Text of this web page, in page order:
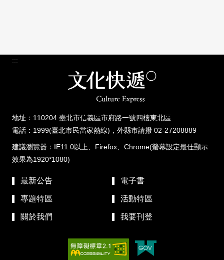
:::
地址：110204 臺北市信義區市府路一號四樓東北區
電話：1999(臺北市民當家熱線)，外縣市請撥 02-27208889
建議瀏覽器：IE11.0以上、Firefox、Chrome(螢幕設定最佳顯示
效果為1920*1080)
最新公告 電子書
專題特區 活動特區
關於我們 我要刊登